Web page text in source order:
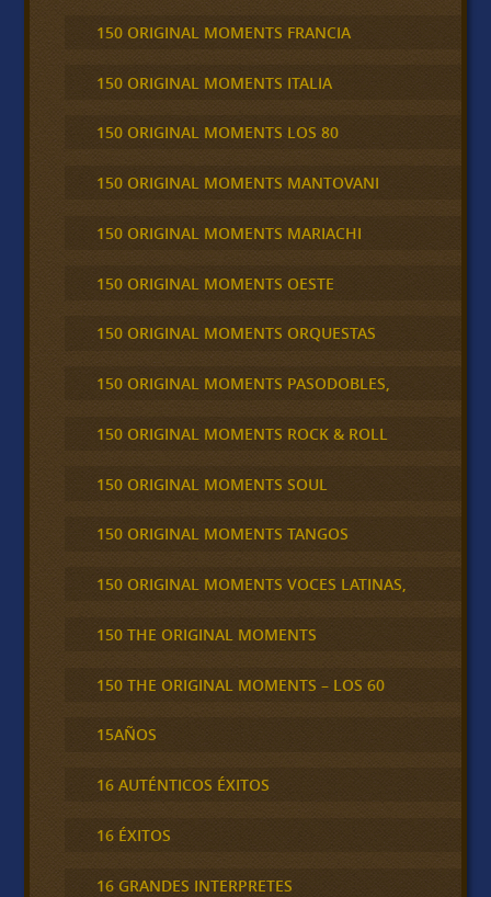
150 ORIGINAL MOMENTS FRANCIA
150 ORIGINAL MOMENTS ITALIA
150 ORIGINAL MOMENTS LOS 80
150 ORIGINAL MOMENTS MANTOVANI
150 ORIGINAL MOMENTS MARIACHI
150 ORIGINAL MOMENTS OESTE
150 ORIGINAL MOMENTS ORQUESTAS
150 ORIGINAL MOMENTS PASODOBLES,
150 ORIGINAL MOMENTS ROCK & ROLL
150 ORIGINAL MOMENTS SOUL
150 ORIGINAL MOMENTS TANGOS
150 ORIGINAL MOMENTS VOCES LATINAS,
150 THE ORIGINAL MOMENTS
150 THE ORIGINAL MOMENTS – LOS 60
15AÑOS
16 AUTÉNTICOS ÉXITOS
16 ÉXITOS
16 GRANDES INTERPRETES